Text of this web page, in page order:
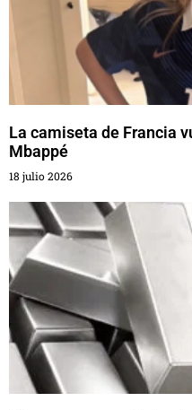
La camiseta de Francia
Mbappé
18 julio 2026